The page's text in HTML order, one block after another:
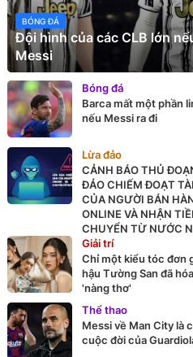
BÓNG ĐÁ
Đội hình của các CLB lớn
Messi
Bóng đá
Barca mất một phần
nếu Messi ra đi
Lừa đảo
CẢNH BÁO THỦ
ĐẢO CHIẾM ĐOẠT
CỦA NGƯỜI BÁN
ONLINE VÀ NHẬN
CHUYỂN TỪ NƯỚC
Giải trí
Chỉ một kiểu tóc đơn
hậu Tường San đã
'nàng thơ'
Thể thao
Messi về Man City là
cuộc đời của